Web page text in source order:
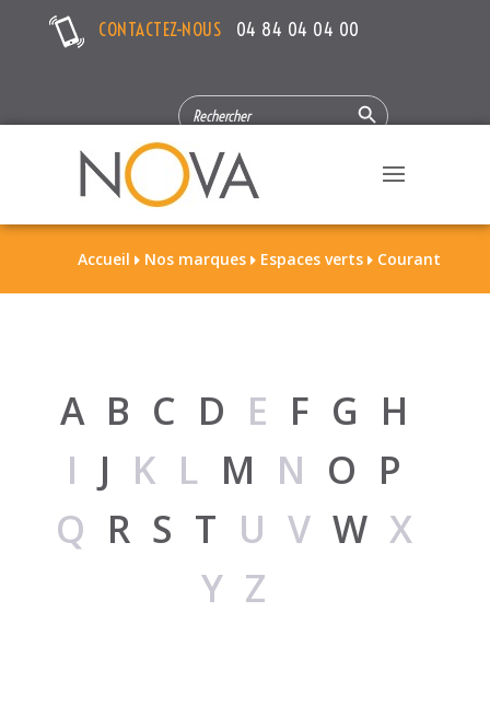
CONTACTEZ-NOUS 04 84 04 04 00
SEARCH
FOR:
Search Button
Accueil  Nos marques  Espaces verts  Courant
A B C D E F G H
I J KL M N O P
Q R S T UV W X
YZ